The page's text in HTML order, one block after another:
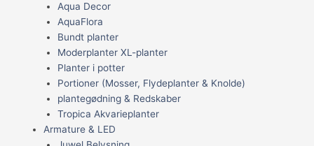
Aqua Decor
AquaFlora
Bundt planter
Moderplanter XL-planter
Planter i potter
Portioner (Mosser, Flydeplanter & Knolde)
plantegødning & Redskaber
Tropica Akvarieplanter
Armature & LED